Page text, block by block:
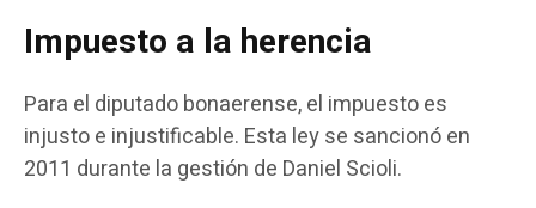
Impuesto a la herencia
Para el diputado bonaerense, el impuesto es
injusto e injustificable. Esta ley se sancionó en
2011 durante la gestión de Daniel Scioli.